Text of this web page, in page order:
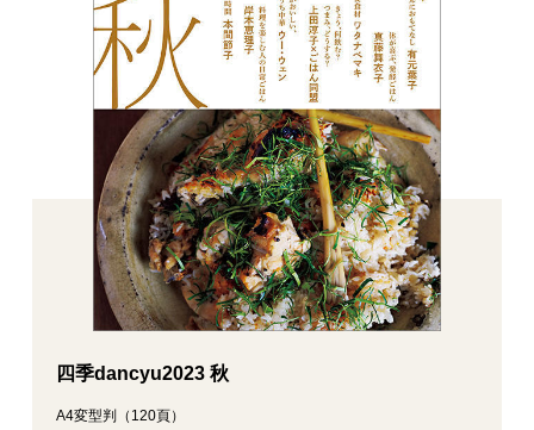
四季dancyu2023 秋
A4変型判（120頁）